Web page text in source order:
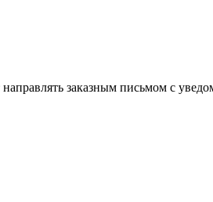
заказным письмом с